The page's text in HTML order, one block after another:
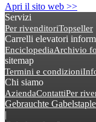
Apri il sito web >>
Servizi
Per rivenditoriTopseller
Carrelli elevatori
EnciclopediaArchivio
sitemap
Termini e condizioni
Chi siamo
AziendaContattiPer
Gebrauchte
|